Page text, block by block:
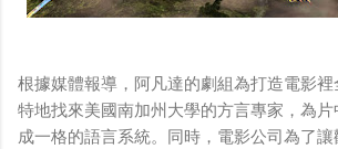
根據媒體報導，阿凡達的劇組為打造電影裡
特地找來美國南加州大學的方言專家，為
成一格的語言系統。同時，電影公司為了